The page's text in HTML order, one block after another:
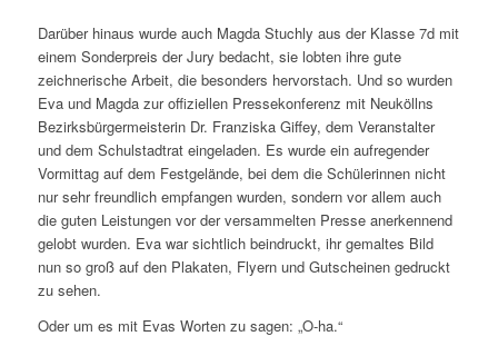
Darüber hinaus wurde auch Magda Stuchly aus der Klasse 7d mit
einem Sonderpreis der Jury bedacht, sie lobten ihre gute
zeichnerische Arbeit, die besonders hervorstach. Und so wurden
Eva und Magda zur offiziellen Pressekonferenz mit Neuköllns
Bezirksbürgermeisterin Dr. Franziska Giffey, dem Veranstalter
und dem Schulstadtrat eingeladen. Es wurde ein aufregender
Vormittag auf dem Festgelände, bei dem die Schülerinnen nicht
nur sehr freundlich empfangen wurden, sondern vor allem auch
die guten Leistungen vor der versammelten Presse anerkennend
gelobt wurden. Eva war sichtlich beindruckt, ihr gemaltes Bild
nun so groß auf den Plakaten, Flyern und Gutscheinen gedruckt
zu sehen.
Oder um es mit Evas Worten zu sagen: „O-ha.“